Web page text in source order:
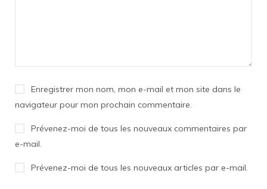
Enregistrer mon nom, mon e-mail et mon site dans le
navigateur pour mon prochain commentaire.
Prévenez-moi de tous les nouveaux commentaires par
e-mail.
Prévenez-moi de tous les nouveaux articles par e-mail.